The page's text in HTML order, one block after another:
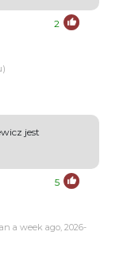
2
jest
5
a week ago, 2026-